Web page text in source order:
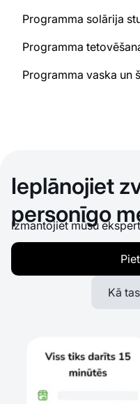
Programma solārija
Programma
Programma vaska un
Ieplānojiet
personīgo
Izmantojiet mūsu
Kā